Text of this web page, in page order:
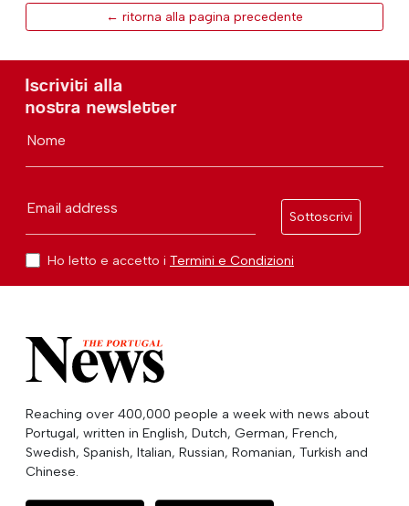
← ritorna alla pagina precedente
Iscriviti alla
nostra newsletter
Nome
Email address
Sottoscrivi
Ho letto e accetto i Termini e Condizioni
Reaching over 400,000 people a week with news about
Portugal, written in English, Dutch, German, French,
Swedish, Spanish, Italian, Russian, Romanian, Turkish and
Chinese.